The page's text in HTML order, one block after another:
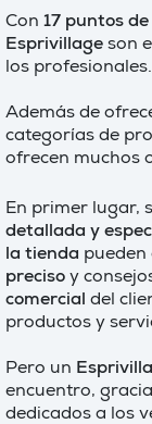
Con 17 puntos
Esprivillage son
los profesionales.
Además de
categorías de
ofrecen muchos
En primer lugar,
detallada y
la tienda pueden
preciso y
comercial del
productos y
Pero un
encuentro,
dedicados a los